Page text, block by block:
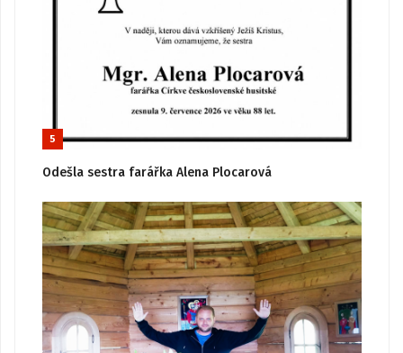
5
Odešla sestra farářka Alena Plocarová